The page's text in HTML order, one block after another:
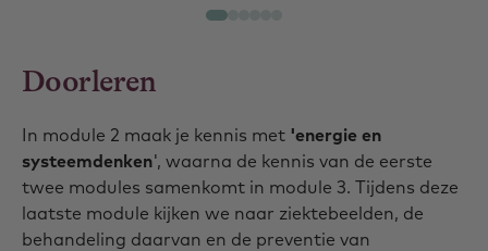
Doorleren
In module 2 maak je kennis met 'energie en
systeemdenken', waarna de kennis van de eerste
twee modules samenkomt in module 3. Tijdens deze
laatste module kijken we naar ziektebeelden, de
behandeling daarvan en de preventie van